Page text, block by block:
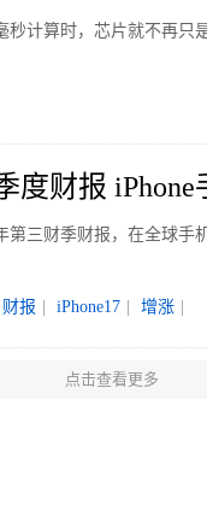
秒计算时，芯片就不再只
度财报
第三财季财报，在全球
财报 iPhone17 增涨
REDMI K100
Pro系列两款旗舰新机，
点击查看更多